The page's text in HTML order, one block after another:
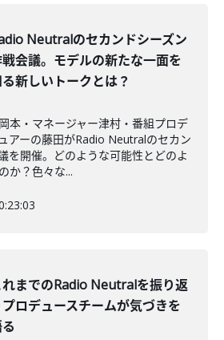
Neutralのセカンドシーズン
会議。モデルの新たな一面を
新しいトークとは？
本・マネージャー津村・番組プロデ
アーの藤田がRadio Neutralのセカン
を開催。どのような可能性とどのよ
か？色々な...
れまでのRadio Neutralを振り返
プロデュースチームが気づきを